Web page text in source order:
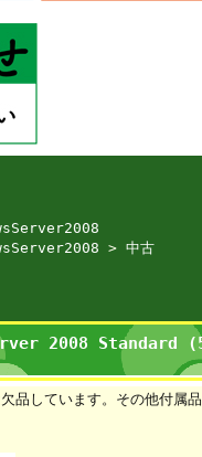
> 中古
2008 Standard
品しています。その他付属